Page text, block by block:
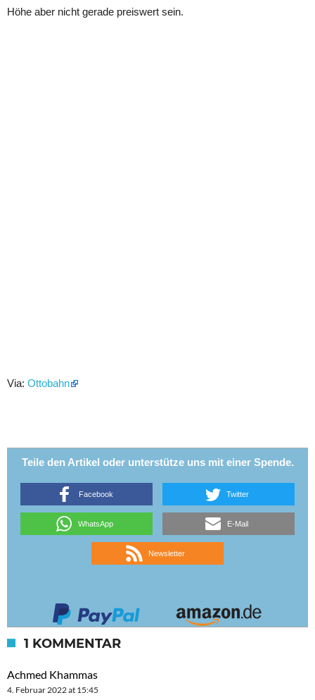
Höhe aber nicht gerade preiswert sein.
Via: Ottobahn
Teile den Artikel oder unterstütze uns mit einer Spende.
Facebook Twitter
WhatsApp E-Mail
Newsletter
1 KOMMENTAR
Achmed Khammas
4. Februar 2022 at 15:45